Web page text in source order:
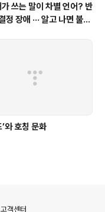
쓰는 말이 차별 언어? 반
정 장애 ··· 알고 나면 불편
’와 호칭 문화
고객센터